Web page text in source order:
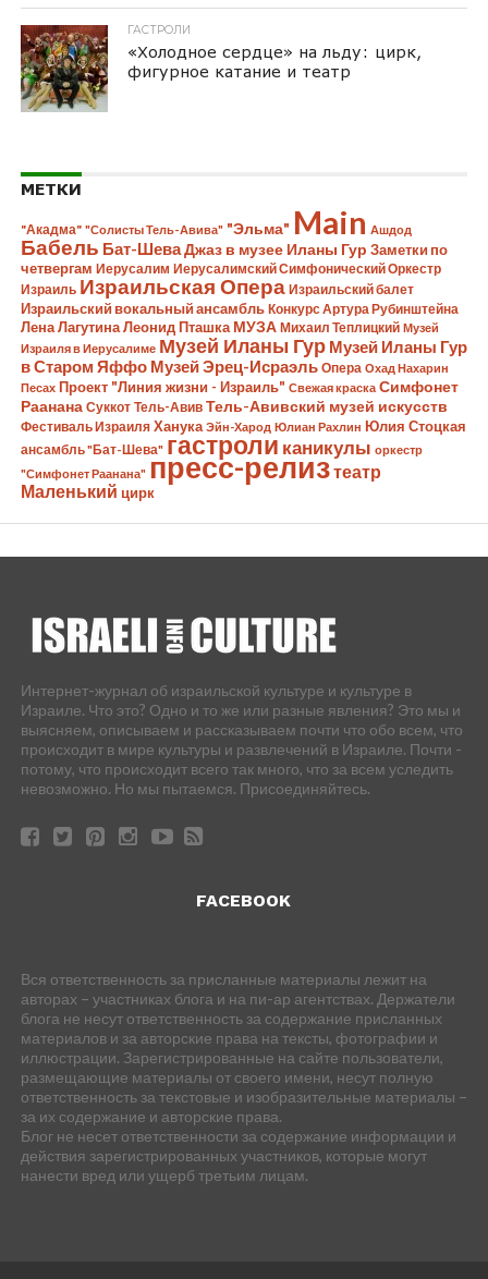
ГАСТРОЛИ
«Холодное сердце» на льду: цирк,
фигурное катание и театр
МЕТКИ
"Акадма" "Солисты Тель-Авива" "Эльма" Main Ашдод
Бабель Бат-ШеваДжаз в музее Иланы Гур Заметки по
четвергам Иерусалим Иерусалимский Симфонический Оркестр
Израиль Израильская Опера Израильский балет
Израильский вокальный ансамбль Конкурс Артура Рубинштейна
Лена Лагутина Леонид Пташка МУЗА Михаил Теплицкий Музей
Израиля в Иерусалиме Музей Иланы Гур Музей Иланы Гур
в Старом Яффо Музей Эрец-Исраэль Опера Охад Нахарин
Песах Проект "Линия жизни - Израиль" Свежая краска Симфонет
Раанана Суккот Тель-Авив Тель-Авивский музей искусств
Фестиваль Израиля Ханука Эйн-Харод Юлиан Рахлин Юлия Стоцкая
ансамбль "Бат-Шева" гастроли каникулы оркестр
"Симфонет Раанана" пресс-релизтеатр
Маленький цирк
Интернет-журнал об израильской культуре и культуре в
Израиле. Что это? Одно и то же или разные явления? Это мы и
выясняем, описываем и рассказываем почти что обо всем, что
происходит в мире культуры и развлечений в Израиле. Почти -
потому, что происходит всего так много, что за всем уследить
невозможно. Но мы пытаемся. Присоединяйтесь.
FACEBOOK
Вся ответственность за присланные материалы лежит на
авторах – участниках блога и на пи-ар агентствах. Держатели
блога не несут ответственность за содержание присланных
материалов и за авторские права на тексты, фотографии и
иллюстрации. Зарегистрированные на сайте пользователи,
размещающие материалы от своего имени, несут полную
ответственность за текстовые и изобразительные материалы –
за их содержание и авторские права.
Блог не несет ответственности за содержание информации и
действия зарегистрированных участников, которые могут
нанести вред или ущерб третьим лицам.